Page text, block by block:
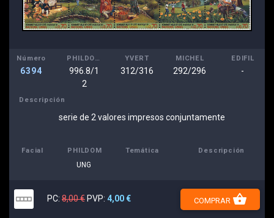
Número
6394
996.8/1
2
YVERT
312/316
MICHEL
292/296
EDIFIL
-
Descripción
serie de 2 valores impresos conjuntamente
Facial PHILDOM Temática Descripción
UNG
PC: 8,00 € PVP: 4,00 € COMPRAR shopping_basket